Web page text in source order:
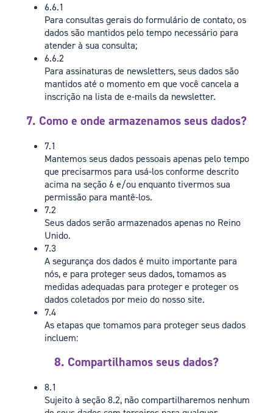
6.6.1
Para consultas gerais do formulário de contato, os
dados são mantidos pelo tempo necessário para
atender à sua consulta;
6.6.2
Para assinaturas de newsletters, seus dados são
mantidos até o momento em que você cancela a
inscrição na lista de e-mails da newsletter.
7. Como e onde armazenamos seus dados?
7.1
Mantemos seus dados pessoais apenas pelo tempo
que precisarmos para usá-los conforme descrito
acima na seção 6 e/ou enquanto tivermos sua
permissão para mantê-los.
7.2
Seus dados serão armazenados apenas no Reino
Unido.
7.3
A segurança dos dados é muito importante para
nós, e para proteger seus dados, tomamos as
medidas adequadas para proteger e proteger os
dados coletados por meio do nosso site.
7.4
As etapas que tomamos para proteger seus dados
incluem:
8. Compartilhamos seus dados?
8.1
Sujeito à seção 8.2, não compartilharemos nenhum